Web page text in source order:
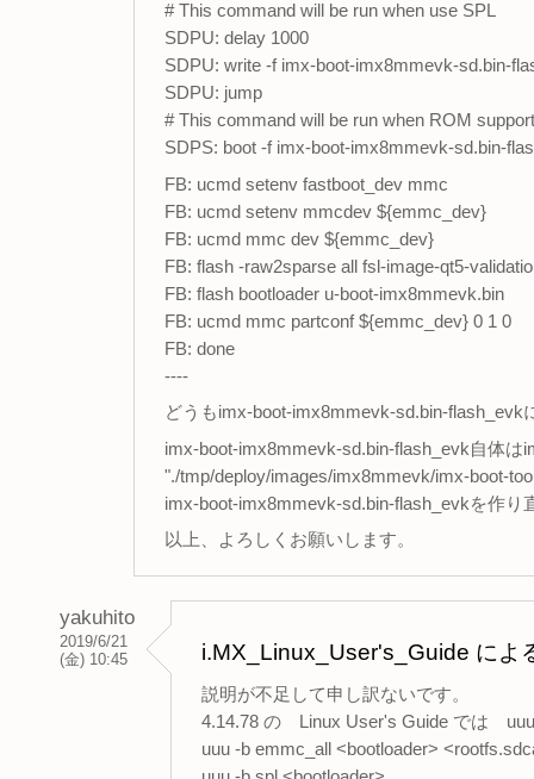
# This command will be run when use SPL
SDPU: delay 1000
SDPU: write -f imx-boot-imx8mmevk-sd.bin-
SDPU: jump
# This command will be run when ROM
SDPS: boot -f imx-boot-imx8mmevk-sd.bin-
FB: ucmd setenv fastboot_dev mmc
FB: ucmd setenv mmcdev ${emmc_dev}
FB: ucmd mmc dev ${emmc_dev}
FB: flash -raw2sparse all fsl-image-qt5-
FB: flash bootloader u-boot-imx8mmevk.bin
FB: ucmd mmc partconf ${emmc_dev} 0 1 0
FB: done
----
どうもimx-boot-imx8mmevk-sd.bin-
imx-boot-imx8mmevk-sd.bin-flash_evk自体は
"./tmp/deploy/images/imx8mmevk/imx-boot-
imx-boot-imx8mmevk-sd.bin-flash_evkを作り
以上、よろしくお願いします。
yakuhito
2019/6/21
(金) 10:45
i.MX_Linux_User's_Guide によ
説明が不足して申し訳ないです。
4.14.78 の Linux User's Guide では
uuu -b emmc_all <bootloader>